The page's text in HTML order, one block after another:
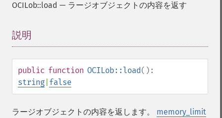
OCILob::load — ラージオブジェクトの内容を返す
説明
public function OCILob::load():
string false
ラージオブジェクトの内容を返します。 memory_limit